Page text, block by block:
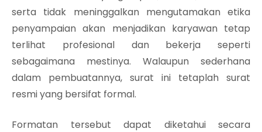
serta tidak meninggalkan mengutamakan etika
penyampaian akan menjadikan karyawan tetap
terlihat profesional dan bekerja seperti
sebagaimana mestinya. Walaupun sederhana
dalam pembuatannya, surat ini tetaplah surat
resmi yang bersifat formal.
Formatan tersebut dapat diketahui secara